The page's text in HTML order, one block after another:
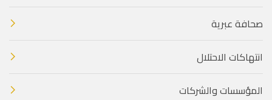
صحافة عبرية
انتهاكات الاحتلال
المؤسسات والشركات